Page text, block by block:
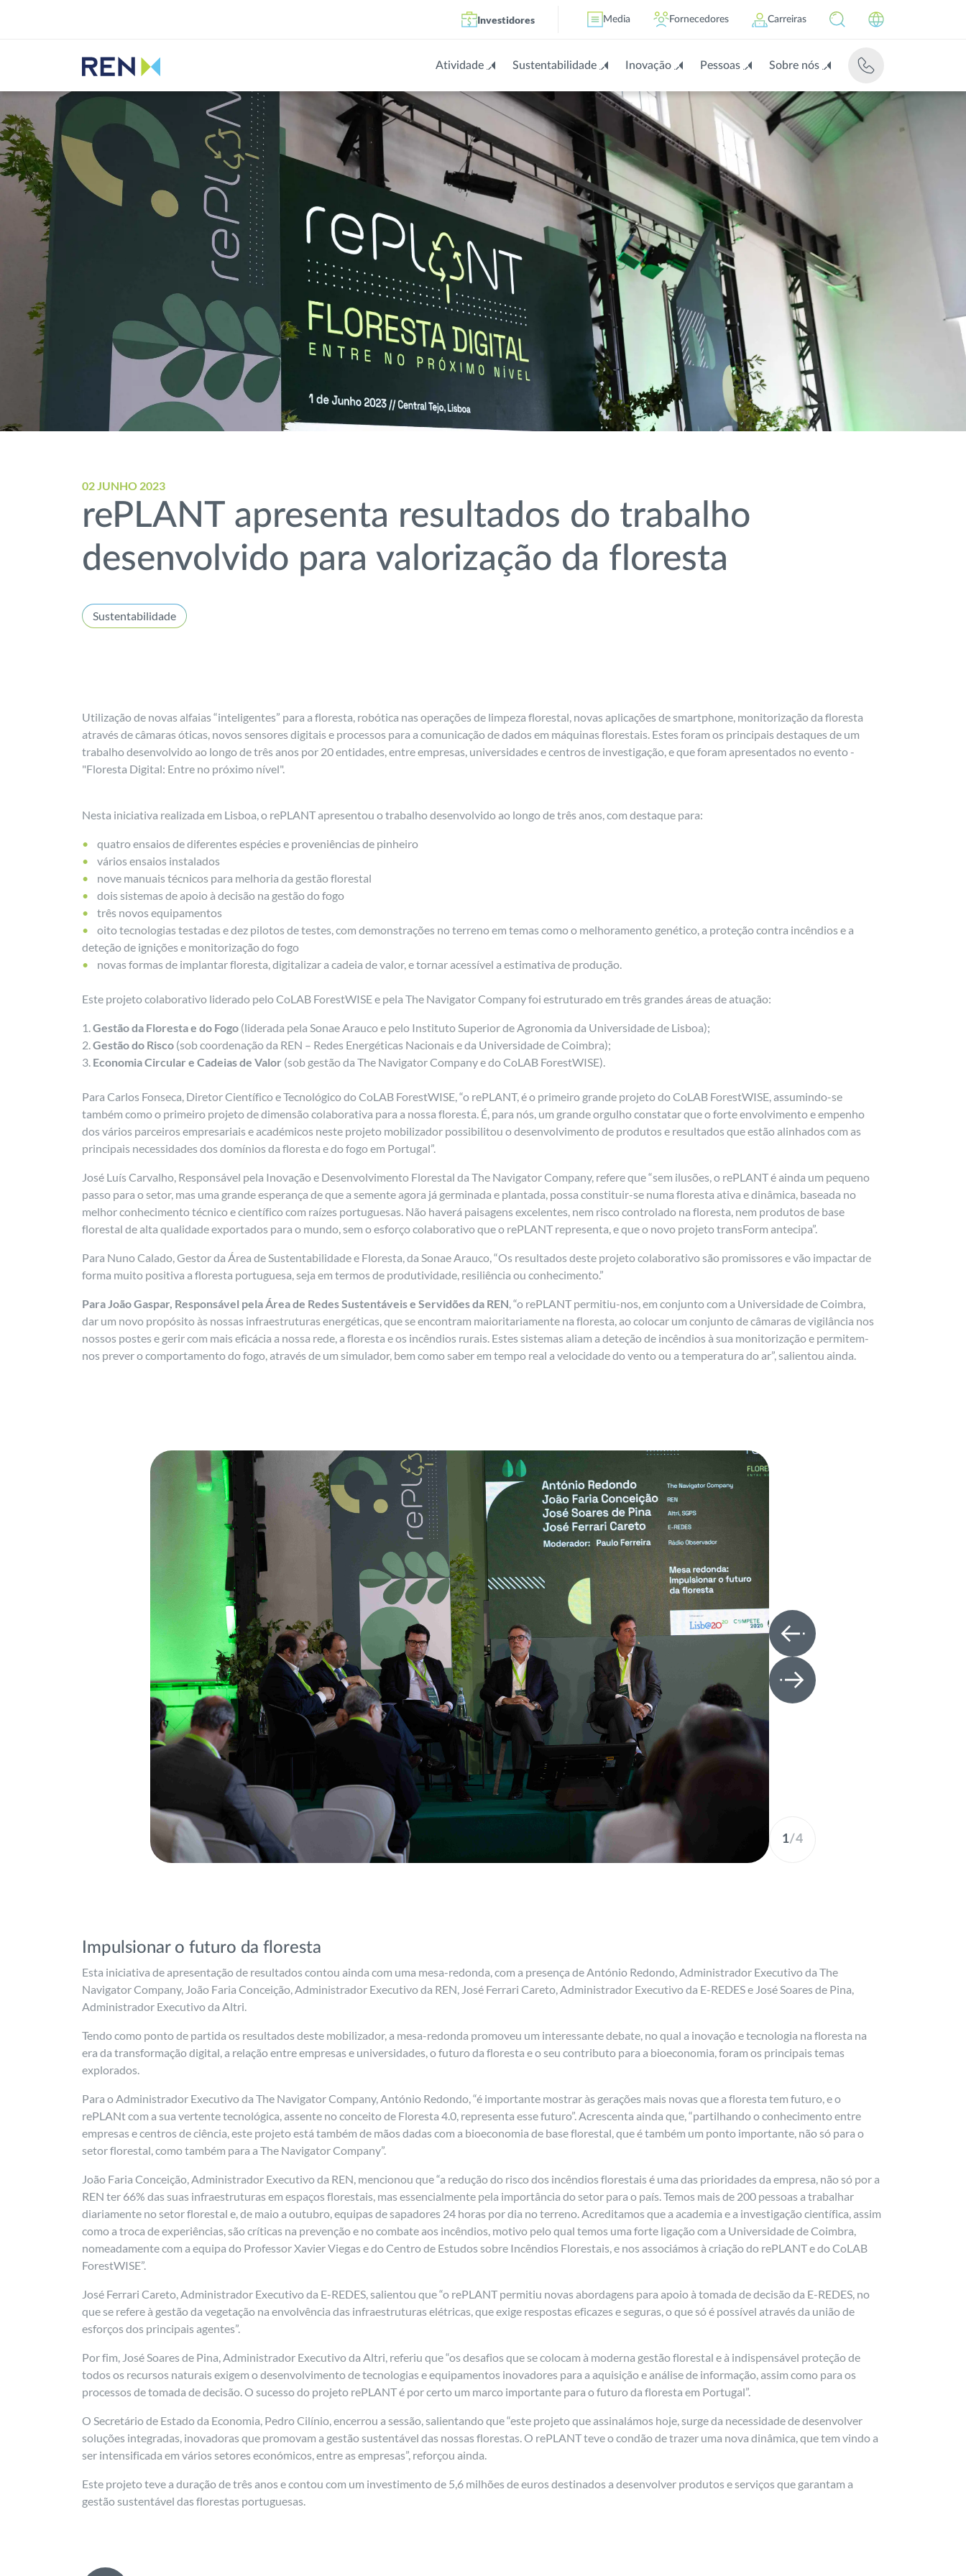
Investidores Media Fornecedores Carreiras
Atividade Sustentabilidade Inovação Pessoas Sobre nós
02 JUNHO 2023
rePLANT apresenta resultados do trabalho
desenvolvido para valorização da floresta
Sustentabilidade
Utilização de novas alfaias “inteligentes” para a floresta, robótica nas operações de limpeza florestal, novas aplicações de smartphone, monitorização da floresta
através de câmaras óticas, novos sensores digitais e processos para a comunicação de dados em máquinas florestais. Estes foram os principais destaques de um
trabalho desenvolvido ao longo de três anos por 20 entidades, entre empresas, universidades e centros de investigação, e que foram apresentados no evento -
"Floresta Digital: Entre no próximo nível".
Nesta iniciativa realizada em Lisboa, o rePLANT apresentou o trabalho desenvolvido ao longo de três anos, com destaque para:
quatro ensaios de diferentes espécies e proveniências de pinheiro
vários ensaios instalados
nove manuais técnicos para melhoria da gestão florestal
dois sistemas de apoio à decisão na gestão do fogo
três novos equipamentos
oito tecnologias testadas e dez pilotos de testes, com demonstrações no terreno em temas como o melhoramento genético, a proteção contra incêndios e a
deteção de ignições e monitorização do fogo
novas formas de implantar floresta, digitalizar a cadeia de valor, e tornar acessível a estimativa de produção.
Este projeto colaborativo liderado pelo CoLAB ForestWISE e pela The Navigator Company foi estruturado em três grandes áreas de atuação:
Gestão da Floresta e do Fogo (liderada pela Sonae Arauco e pelo Instituto Superior de Agronomia da Universidade de Lisboa);
Gestão do Risco (sob coordenação da REN – Redes Energéticas Nacionais e da Universidade de Coimbra);
Economia Circular e Cadeias de Valor (sob gestão da The Navigator Company e do CoLAB ForestWISE).
Para Carlos Fonseca, Diretor Científico e Tecnológico do CoLAB ForestWISE, “o rePLANT, é o primeiro grande projeto do CoLAB ForestWISE, assumindo-se
também como o primeiro projeto de dimensão colaborativa para a nossa floresta. É, para nós, um grande orgulho constatar que o forte envolvimento e empenho
dos vários parceiros empresariais e académicos neste projeto mobilizador possibilitou o desenvolvimento de produtos e resultados que estão alinhados com as
principais necessidades dos domínios da floresta e do fogo em Portugal”.
José Luís Carvalho, Responsável pela Inovação e Desenvolvimento Florestal da The Navigator Company, refere que “sem ilusões, o rePLANT é ainda um pequeno
passo para o setor, mas uma grande esperança de que a semente agora já germinada e plantada, possa constituir-se numa floresta ativa e dinâmica, baseada no
melhor conhecimento técnico e científico com raízes portuguesas. Não haverá paisagens excelentes, nem risco controlado na floresta, nem produtos de base
florestal de alta qualidade exportados para o mundo, sem o esforço colaborativo que o rePLANT representa, e que o novo projeto transForm antecipa”.
Para Nuno Calado, Gestor da Área de Sustentabilidade e Floresta, da Sonae Arauco, “Os resultados deste projeto colaborativo são promissores e vão impactar de
forma muito positiva a floresta portuguesa, seja em termos de produtividade, resiliência ou conhecimento.”
Para João Gaspar, Responsável pela Área de Redes Sustentáveis e Servidões da REN, “o rePLANT permitiu-nos, em conjunto com a Universidade de Coimbra,
dar um novo propósito às nossas infraestruturas energéticas, que se encontram maioritariamente na floresta, ao colocar um conjunto de câmaras de vigilância nos
nossos postes e gerir com mais eficácia a nossa rede, a floresta e os incêndios rurais. Estes sistemas aliam a deteção de incêndios à sua monitorização e permitem-
nos prever o comportamento do fogo, através de um simulador, bem como saber em tempo real a velocidade do vento ou a temperatura do ar”, salientou ainda.
1/4
Impulsionar o futuro da floresta
Esta iniciativa de apresentação de resultados contou ainda com uma mesa-redonda, com a presença de António Redondo, Administrador Executivo da The
Navigator Company, João Faria Conceição, Administrador Executivo da REN, José Ferrari Careto, Administrador Executivo da E-REDES e José Soares de Pina,
Administrador Executivo da Altri.
Tendo como ponto de partida os resultados deste mobilizador, a mesa-redonda promoveu um interessante debate, no qual a inovação e tecnologia na floresta na
era da transformação digital, a relação entre empresas e universidades, o futuro da floresta e o seu contributo para a bioeconomia, foram os principais temas
explorados.
Para o Administrador Executivo da The Navigator Company, António Redondo, “é importante mostrar às gerações mais novas que a floresta tem futuro, e o
rePLANt com a sua vertente tecnológica, assente no conceito de Floresta 4.0, representa esse futuro”. Acrescenta ainda que, “partilhando o conhecimento entre
empresas e centros de ciência, este projeto está também de mãos dadas com a bioeconomia de base florestal, que é também um ponto importante, não só para o
setor florestal, como também para a The Navigator Company”.
João Faria Conceição, Administrador Executivo da REN, mencionou que “a redução do risco dos incêndios florestais é uma das prioridades da empresa, não só por a
REN ter 66% das suas infraestruturas em espaços florestais, mas essencialmente pela importância do setor para o país. Temos mais de 200 pessoas a trabalhar
diariamente no setor florestal e, de maio a outubro, equipas de sapadores 24 horas por dia no terreno. Acreditamos que a academia e a investigação científica, assim
como a troca de experiências, são críticas na prevenção e no combate aos incêndios, motivo pelo qual temos uma forte ligação com a Universidade de Coimbra,
nomeadamente com a equipa do Professor Xavier Viegas e do Centro de Estudos sobre Incêndios Florestais, e nos associámos à criação do rePLANT e do CoLAB
ForestWISE”.
José Ferrari Careto, Administrador Executivo da E-REDES, salientou que “o rePLANT permitiu novas abordagens para apoio à tomada de decisão da E-REDES, no
que se refere à gestão da vegetação na envolvência das infraestruturas elétricas, que exige respostas eficazes e seguras, o que só é possível através da união de
esforços dos principais agentes”.
Por fim, José Soares de Pina, Administrador Executivo da Altri, referiu que “os desafios que se colocam à moderna gestão florestal e à indispensável proteção de
todos os recursos naturais exigem o desenvolvimento de tecnologias e equipamentos inovadores para a aquisição e análise de informação, assim como para os
processos de tomada de decisão. O sucesso do projeto rePLANT é por certo um marco importante para o futuro da floresta em Portugal”.
O Secretário de Estado da Economia, Pedro Cilínio, encerrou a sessão, salientando que “este projeto que assinalámos hoje, surge da necessidade de desenvolver
soluções integradas, inovadoras que promovam a gestão sustentável das nossas florestas. O rePLANT teve o condão de trazer uma nova dinâmica, que tem vindo a
ser intensificada em vários setores económicos, entre as empresas”, reforçou ainda.
Este projeto teve a duração de três anos e contou com um investimento de 5,6 milhões de euros destinados a desenvolver produtos e serviços que garantam a
gestão sustentável das florestas portuguesas.